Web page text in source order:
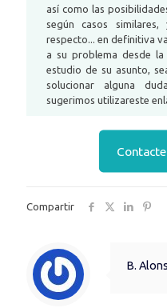
así como las
según casos
respecto... en definitiva
a su problema desde la
estudio de su asunto,
solucionar alguna
sugerimos utilizareste
Compartir
B.